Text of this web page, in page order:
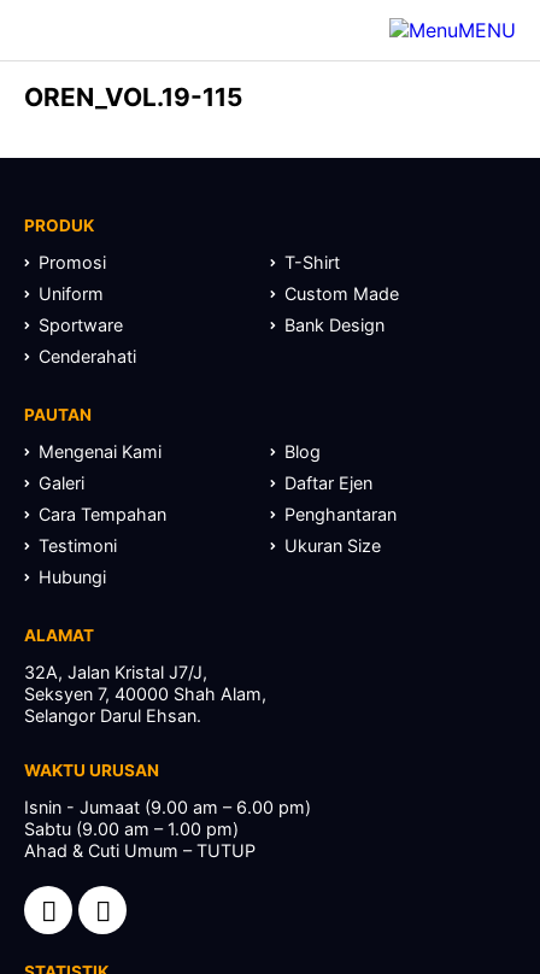
MENU
OREN_VOL.19-115
PRODUK
Promosi
T-Shirt
Uniform
Custom Made
Sportware
Bank Design
Cenderahati
PAUTAN
Mengenai Kami
Blog
Galeri
Daftar Ejen
Cara Tempahan
Penghantaran
Testimoni
Ukuran Size
Hubungi
ALAMAT
32A, Jalan Kristal J7/J,
Seksyen 7, 40000 Shah Alam,
Selangor Darul Ehsan.
WAKTU URUSAN
Isnin - Jumaat (9.00 am – 6.00 pm)
Sabtu (9.00 am – 1.00 pm)
Ahad & Cuti Umum – TUTUP